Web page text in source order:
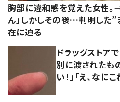
胸部に違和感を覚えた女性。
ん」しかしその後…判明した
在に迫る
ドラッグストア
別に渡されたも
い！」「え、なにこ